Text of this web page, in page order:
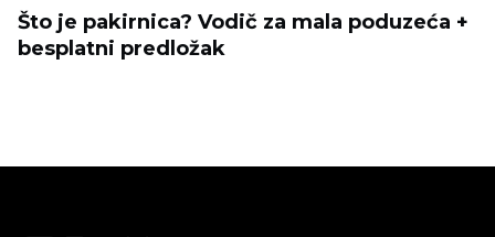
Što je pakirnica? Vodič za mala poduzeća +
besplatni predložak